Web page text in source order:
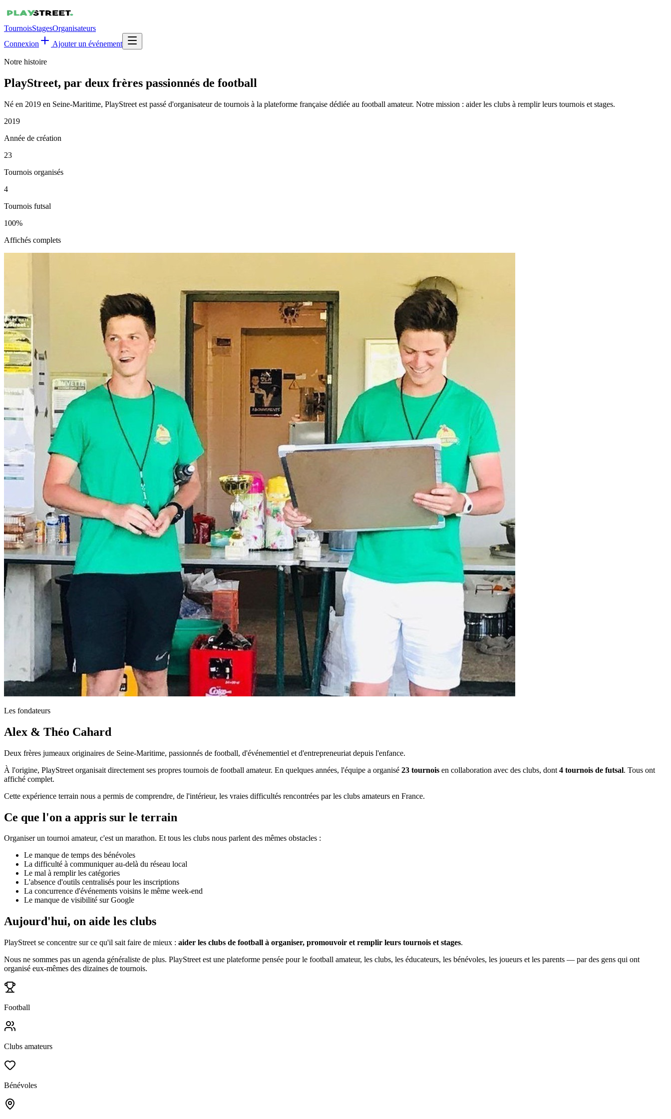
TournoisStagesOrganisateurs
Connexion
Ajouter un événement
Notre histoire
PlayStreet, par deux frères passionnés de football
Né en 2019 en Seine-Maritime, PlayStreet est passé d'organisateur de tournois à la plateforme française dédiée au football amateur. Notre mission : aider les clubs à remplir leurs tournois et stages.
2019
Année de création
23
Tournois organisés
4
Tournois futsal
100%
Affichés complets
Les fondateurs
Alex & Théo Cahard
Deux frères jumeaux originaires de Seine-Maritime, passionnés de football, d'événementiel et d'entrepreneuriat depuis l'enfance.
À l'origine, PlayStreet organisait directement ses propres tournois de football amateur. En quelques années, l'équipe a organisé 23 tournois en collaboration avec des clubs, dont 4 tournois de futsal. Tous ont
affiché complet.
Cette expérience terrain nous a permis de comprendre, de l'intérieur, les vraies difficultés rencontrées par les clubs amateurs en France.
Ce que l'on a appris sur le terrain
Organiser un tournoi amateur, c'est un marathon. Et tous les clubs nous parlent des mêmes obstacles :
Le manque de temps des bénévoles
La difficulté à communiquer au-delà du réseau local
Le mal à remplir les catégories
L'absence d'outils centralisés pour les inscriptions
La concurrence d'événements voisins le même week-end
Le manque de visibilité sur Google
Aujourd'hui, on aide les clubs
PlayStreet se concentre sur ce qu'il sait faire de mieux : aider les clubs de football à organiser, promouvoir et remplir leurs tournois et stages.
Nous ne sommes pas un agenda généraliste de plus. PlayStreet est une plateforme pensée pour le football amateur, les clubs, les éducateurs, les bénévoles, les joueurs et les parents — par des gens qui ont
organisé eux-mêmes des dizaines de tournois.
Football
Clubs amateurs
Bénévoles